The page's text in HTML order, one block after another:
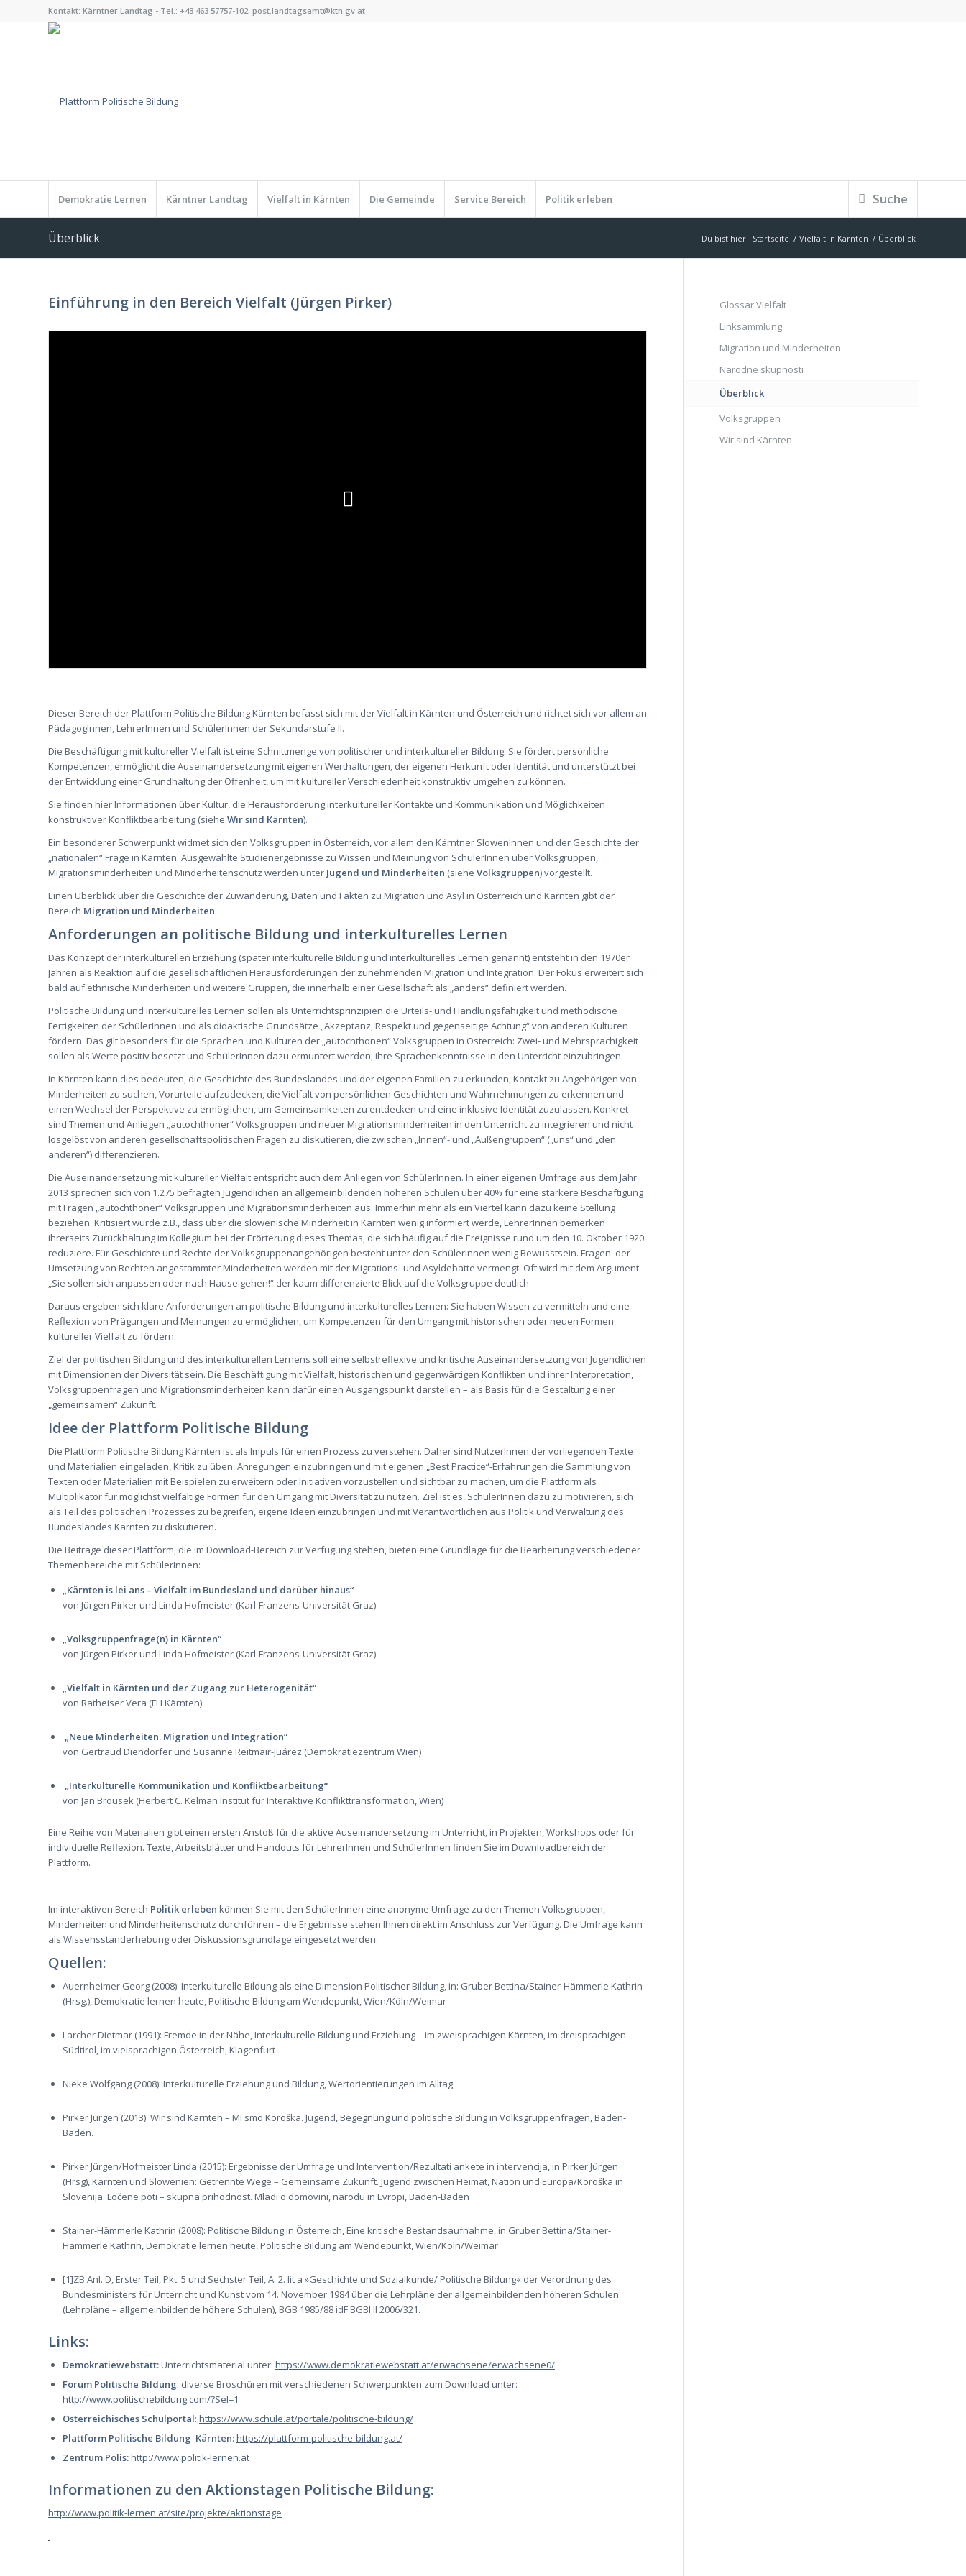
Kontakt: Kärntner Landtag - Tel.: +43 463 57757-102, post.landtagsamt@ktn.gv.at
Demokratie Lernen Kärntner Landtag Vielfalt in Kärnten Die Gemeinde Service Bereich Politik erleben Suche
Überblick Du bist hier: Startseite / Vielfalt in Kärnten / Überblick
Einführung in den Bereich Vielfalt (Jürgen Pirker)
Dieser Bereich der Plattform Politische Bildung Kärnten befasst sich mit der Vielfalt in Kärnten und Österreich und richtet sich vor allem an
PädagogInnen, LehrerInnen und SchülerInnen der Sekundarstufe II.
Die Beschäftigung mit kultureller Vielfalt ist eine Schnittmenge von politischer und interkultureller Bildung. Sie fördert persönliche
Kompetenzen, ermöglicht die Auseinandersetzung mit eigenen Werthaltungen, der eigenen Herkunft oder Identität und unterstützt bei
der Entwicklung einer Grundhaltung der Offenheit, um mit kultureller Verschiedenheit konstruktiv umgehen zu können.
Sie finden hier Informationen über Kultur, die Herausforderung interkultureller Kontakte und Kommunikation und Möglichkeiten
konstruktiver Konfliktbearbeitung (siehe Wir sind Kärnten).
Ein besonderer Schwerpunkt widmet sich den Volksgruppen in Österreich, vor allem den Kärntner SlowenInnen und der Geschichte der
„nationalen“ Frage in Kärnten. Ausgewählte Studienergebnisse zu Wissen und Meinung von SchülerInnen über Volksgruppen,
Migrationsminderheiten und Minderheitenschutz werden unter Jugend und Minderheiten (siehe Volksgruppen) vorgestellt.
Einen Überblick über die Geschichte der Zuwanderung, Daten und Fakten zu Migration und Asyl in Österreich und Kärnten gibt der
Bereich Migration und Minderheiten.
Anforderungen an politische Bildung und interkulturelles Lernen
Das Konzept der interkulturellen Erziehung (später interkulturelle Bildung und interkulturelles Lernen genannt) entsteht in den 1970er
Jahren als Reaktion auf die gesellschaftlichen Herausforderungen der zunehmenden Migration und Integration. Der Fokus erweitert sich
bald auf ethnische Minderheiten und weitere Gruppen, die innerhalb einer Gesellschaft als „anders“ definiert werden.
Politische Bildung und interkulturelles Lernen sollen als Unterrichtsprinzipien die Urteils- und Handlungsfähigkeit und methodische
Fertigkeiten der SchülerInnen und als didaktische Grundsätze „Akzeptanz, Respekt und gegenseitige Achtung“ von anderen Kulturen
fördern. Das gilt besonders für die Sprachen und Kulturen der „autochthonen“ Volksgruppen in Österreich: Zwei- und Mehrsprachigkeit
sollen als Werte positiv besetzt und SchülerInnen dazu ermuntert werden, ihre Sprachenkenntnisse in den Unterricht einzubringen.
In Kärnten kann dies bedeuten, die Geschichte des Bundeslandes und der eigenen Familien zu erkunden, Kontakt zu Angehörigen von
Minderheiten zu suchen, Vorurteile aufzudecken, die Vielfalt von persönlichen Geschichten und Wahrnehmungen zu erkennen und
einen Wechsel der Perspektive zu ermöglichen, um Gemeinsamkeiten zu entdecken und eine inklusive Identität zuzulassen. Konkret
sind Themen und Anliegen „autochthoner“ Volksgruppen und neuer Migrationsminderheiten in den Unterricht zu integrieren und nicht
losgelöst von anderen gesellschaftspolitischen Fragen zu diskutieren, die zwischen „Innen“- und „Außengruppen“ („uns“ und „den
anderen“) differenzieren.
Die Auseinandersetzung mit kultureller Vielfalt entspricht auch dem Anliegen von SchülerInnen. In einer eigenen Umfrage aus dem Jahr
2013 sprechen sich von 1.275 befragten Jugendlichen an allgemeinbildenden höheren Schulen über 40% für eine stärkere Beschäftigung
mit Fragen „autochthoner“ Volksgruppen und Migrationsminderheiten aus. Immerhin mehr als ein Viertel kann dazu keine Stellung
beziehen. Kritisiert wurde z.B., dass über die slowenische Minderheit in Kärnten wenig informiert werde, LehrerInnen bemerken
ihrerseits Zurückhaltung im Kollegium bei der Erörterung dieses Themas, die sich häufig auf die Ereignisse rund um den 10. Oktober 1920
reduziere. Für Geschichte und Rechte der Volksgruppenangehörigen besteht unter den SchülerInnen wenig Bewusstsein. Fragen der
Umsetzung von Rechten angestammter Minderheiten werden mit der Migrations- und Asyldebatte vermengt. Oft wird mit dem Argument:
„Sie sollen sich anpassen oder nach Hause gehen!“ der kaum differenzierte Blick auf die Volksgruppe deutlich.
Daraus ergeben sich klare Anforderungen an politische Bildung und interkulturelles Lernen: Sie haben Wissen zu vermitteln und eine
Reflexion von Prägungen und Meinungen zu ermöglichen, um Kompetenzen für den Umgang mit historischen oder neuen Formen
kultureller Vielfalt zu fördern.
Ziel der politischen Bildung und des interkulturellen Lernens soll eine selbstreflexive und kritische Auseinandersetzung von Jugendlichen
mit Dimensionen der Diversität sein. Die Beschäftigung mit Vielfalt, historischen und gegenwärtigen Konflikten und ihrer Interpretation,
Volksgruppenfragen und Migrationsminderheiten kann dafür einen Ausgangspunkt darstellen – als Basis für die Gestaltung einer
„gemeinsamen“ Zukunft.
Idee der Plattform Politische Bildung
Die Plattform Politische Bildung Kärnten ist als Impuls für einen Prozess zu verstehen. Daher sind NutzerInnen der vorliegenden Texte
und Materialien eingeladen, Kritik zu üben, Anregungen einzubringen und mit eigenen „Best Practice“-Erfahrungen die Sammlung von
Texten oder Materialien mit Beispielen zu erweitern oder Initiativen vorzustellen und sichtbar zu machen, um die Plattform als
Multiplikator für möglichst vielfältige Formen für den Umgang mit Diversität zu nutzen. Ziel ist es, SchülerInnen dazu zu motivieren, sich
als Teil des politischen Prozesses zu begreifen, eigene Ideen einzubringen und mit Verantwortlichen aus Politik und Verwaltung des
Bundeslandes Kärnten zu diskutieren.
Die Beiträge dieser Plattform, die im Download-Bereich zur Verfügung stehen, bieten eine Grundlage für die Bearbeitung verschiedener
Themenbereiche mit SchülerInnen:
„Kärnten is lei ans – Vielfalt im Bundesland und darüber hinaus“
von Jürgen Pirker und Linda Hofmeister (Karl-Franzens-Universität Graz)
„Volksgruppenfrage(n) in Kärnten“
von Jürgen Pirker und Linda Hofmeister (Karl-Franzens-Universität Graz)
„Vielfalt in Kärnten und der Zugang zur Heterogenität“
von Ratheiser Vera (FH Kärnten)
„Neue Minderheiten. Migration und Integration“
von Gertraud Diendorfer und Susanne Reitmair-Juárez (Demokratiezentrum Wien)
„Interkulturelle Kommunikation und Konfliktbearbeitung“
von Jan Brousek (Herbert C. Kelman Institut für Interaktive Konflikttransformation, Wien)
Eine Reihe von Materialien gibt einen ersten Anstoß für die aktive Auseinandersetzung im Unterricht, in Projekten, Workshops oder für
individuelle Reflexion. Texte, Arbeitsblätter und Handouts für LehrerInnen und SchülerInnen finden Sie im Downloadbereich der
Plattform.
Im interaktiven Bereich Politik erleben können Sie mit den SchülerInnen eine anonyme Umfrage zu den Themen Volksgruppen,
Minderheiten und Minderheitenschutz durchführen – die Ergebnisse stehen Ihnen direkt im Anschluss zur Verfügung. Die Umfrage kann
als Wissensstanderhebung oder Diskussionsgrundlage eingesetzt werden.
Quellen:
Auernheimer Georg (2008): Interkulturelle Bildung als eine Dimension Politischer Bildung, in: Gruber Bettina/Stainer-Hämmerle Kathrin
(Hrsg.), Demokratie lernen heute, Politische Bildung am Wendepunkt, Wien/Köln/Weimar
Larcher Dietmar (1991): Fremde in der Nähe, Interkulturelle Bildung und Erziehung – im zweisprachigen Kärnten, im dreisprachigen
Südtirol, im vielsprachigen Österreich, Klagenfurt
Nieke Wolfgang (2008): Interkulturelle Erziehung und Bildung, Wertorientierungen im Alltag
Pirker Jürgen (2013): Wir sind Kärnten – Mi smo Koroška. Jugend, Begegnung und politische Bildung in Volksgruppenfragen, Baden-
Baden.
Pirker Jürgen/Hofmeister Linda (2015): Ergebnisse der Umfrage und Intervention/Rezultati ankete in intervencija, in Pirker Jürgen
(Hrsg), Kärnten und Slowenien: Getrennte Wege – Gemeinsame Zukunft. Jugend zwischen Heimat, Nation und Europa/Koroška in
Slovenija: Ločene poti – skupna prihodnost. Mladi o domovini, narodu in Evropi, Baden-Baden
Stainer-Hämmerle Kathrin (2008): Politische Bildung in Österreich, Eine kritische Bestandsaufnahme, in Gruber Bettina/Stainer-
Hämmerle Kathrin, Demokratie lernen heute, Politische Bildung am Wendepunkt, Wien/Köln/Weimar
[1]ZB Anl. D, Erster Teil, Pkt. 5 und Sechster Teil, A. 2. lit a »Geschichte und Sozialkunde/ Politische Bildung« der Verordnung des
Bundesministers für Unterricht und Kunst vom 14. November 1984 über die Lehrpläne der allgemeinbildenden höheren Schulen
(Lehrpläne – allgemeinbildende höhere Schulen), BGB 1985/88 idF BGBl II 2006/321.
Links:
Demokratiewebstatt:Unterrichtsmaterial unter: https://www.demokratiewebstatt.at/erwachsene/erwachsene0/
Forum Politische Bildung: diverse Broschüren mit verschiedenen Schwerpunkten zum Download unter:
http://www.politischebildung.com/?Sel=1
Österreichisches Schulportal: https://www.schule.at/portale/politische-bildung/
Plattform Politische Bildung Kärnten: https://plattform-politische-bildung.at/
Zentrum Polis:http://www.politik-lernen.at
Informationen zu den Aktionstagen Politische Bildung:
http://www.politik-lernen.at/site/projekte/aktionstage
Glossar Vielfalt
Linksammlung
Migration und Minderheiten
Narodne skupnosti
Überblick
Volksgruppen
Wir sind Kärnten